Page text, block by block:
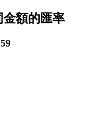
金額的匯率